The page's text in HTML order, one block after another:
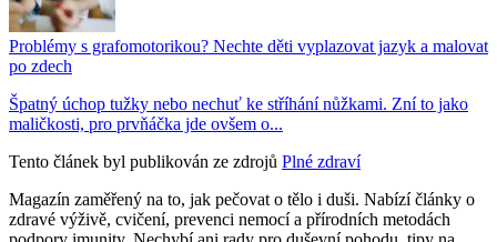
Problémy s grafomotorikou? Nechte děti vyplazovat jazyk a malovat
po zdech
Špatný úchop tužky nebo nechuť ke stříhání nůžkami. Zní to jako
maličkosti, pro prvňáčka jde ovšem o...
Tento článek byl publikován ze zdrojů Plné zdraví
Magazín zaměřený na to, jak pečovat o tělo i duši. Nabízí články o
zdravé výživě, cvičení, prevenci nemocí a přírodních metodách